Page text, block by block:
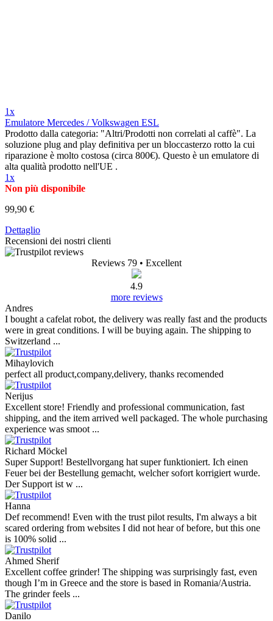
1x
Emulatore Mercedes / Volkswagen ESL
Prodotto dalla categoria: "Altri/Prodotti non correlati al caffè".​ La
soluzione plug and play definitiva per un bloccasterzo rotto la cui
riparazione è molto costosa (circa 800€). Questo è un emulatore di
alta qualità prodotto nell'UE .
1x
Non più disponibile
99,90 €
Dettaglio
Recensioni dei nostri clienti
Reviews 79 • Excellent
4.9
more reviews
Andres
I bought a cafelat robot, the delivery was really fast and the products
were in great conditions. I will be buying again. The shipping to
Switzerland ...
Mihaylovich
perfect all product,company,delivery, thanks recomended
Nerijus
Excellent store! Friendly and professional communication, fast
shipping, and the item arrived well packaged. The whole purchasing
experience was smoot ...
Richard Möckel
Super Support! Bestellvorgang hat super funktioniert. Ich einen
Feuer bei der Bestellung gemacht, welcher sofort korrigiert wurde.
Der Support ist w ...
Hanna
Def recommend! Even with the trust pilot results, I'm always a bit
scared ordering from websites I did not hear of before, but this one
is 100% solid ...
Ahmed Sherif
Excellent coffee grinder! The shipping was surprisingly fast, even
though I’m in Greece and the store is based in Romania/Austria.
The grinder feels ...
Danilo